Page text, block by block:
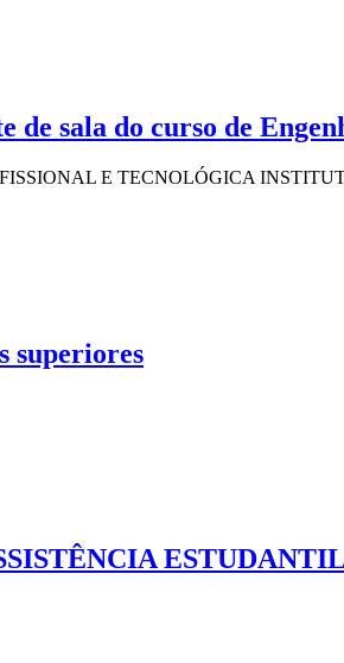
sala do curso de
E TECNOLÓGICA
superiores
ESTUDANTIL